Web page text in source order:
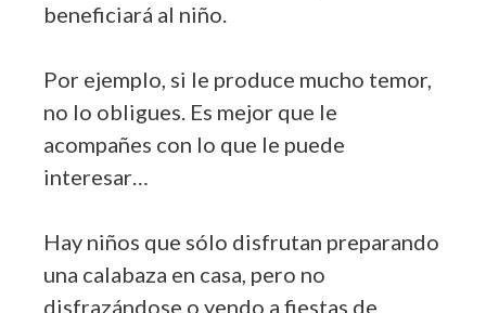
beneficiará al niño.
Por ejemplo, si le produce mucho temor,
no lo obligues. Es mejor que le
acompañes con lo que le puede
interesar…
Hay niños que sólo disfrutan preparando
una calabaza en casa, pero no
disfrazándose o yendo a fiestas de